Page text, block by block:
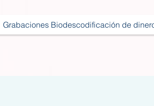
Grabaciones Biodescodificación de